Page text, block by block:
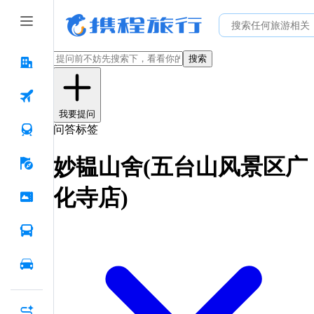
搜索
我要提问
问答标签
妙韫山舍(五台山风景区广
化寺店)